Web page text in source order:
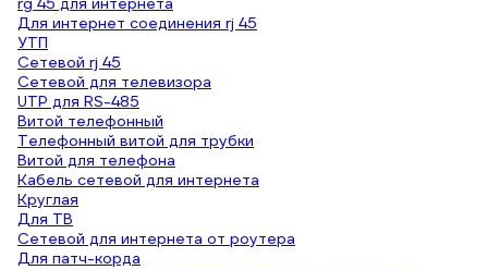
Для интернет соединения rj 45
УТП
Сетевой rj 45
Сетевой для телевизора
UTP для RS-485
Витой телефонный
Телефонный витой для трубки
Витой для телефона
Кабель сетевой для интернета
Круглая
Для ТВ
Сетевой для интернета от роутера
Для патч-корда